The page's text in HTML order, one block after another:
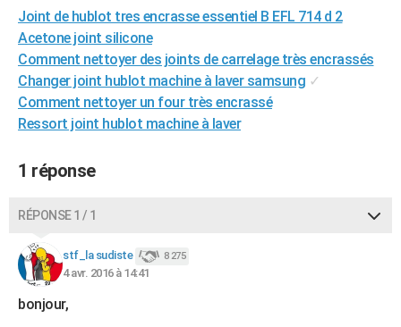
Art de vivre
Bien-être
Loisirs
Mode
Modes de vie
SANTE
Alimentation
Guide de la santé
Maladies
Médicaments
Sommeil
Destinations
City break
Voyage nature
Voyage de noces
Forum
Climat
+PHOTO
GUIDES D'ACHAT
Dictionnaire
Biographies
Citations
Expressions
Proverbes
PROGRAMME TV
COPAINS D'AVANT
Joint de hublot tres encrasse essentiel B EFL 714 d 2
Acetone joint silicone
Comment nettoyer des joints de carrelage très encrassés
Changer joint hublot machine à laver samsung ✓
Comment nettoyer un four très encrassé
Ressort joint hublot machine à laver
1 réponse
RÉPONSE 1 / 1
stf_la sudiste 8 275
4 avr. 2016 à 14:41
bonjour,